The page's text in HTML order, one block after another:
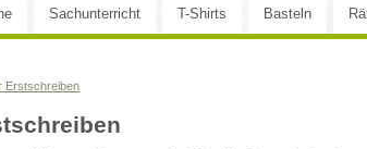
Sachunterricht T-Shirts Basteln
Erstschreiben